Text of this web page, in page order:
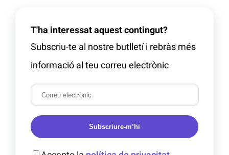
T'ha interessat aquest contingut?
Subscriu-te al nostre butlletí i rebràs més
informació al teu correu electrònic
Subscriure-m’hi